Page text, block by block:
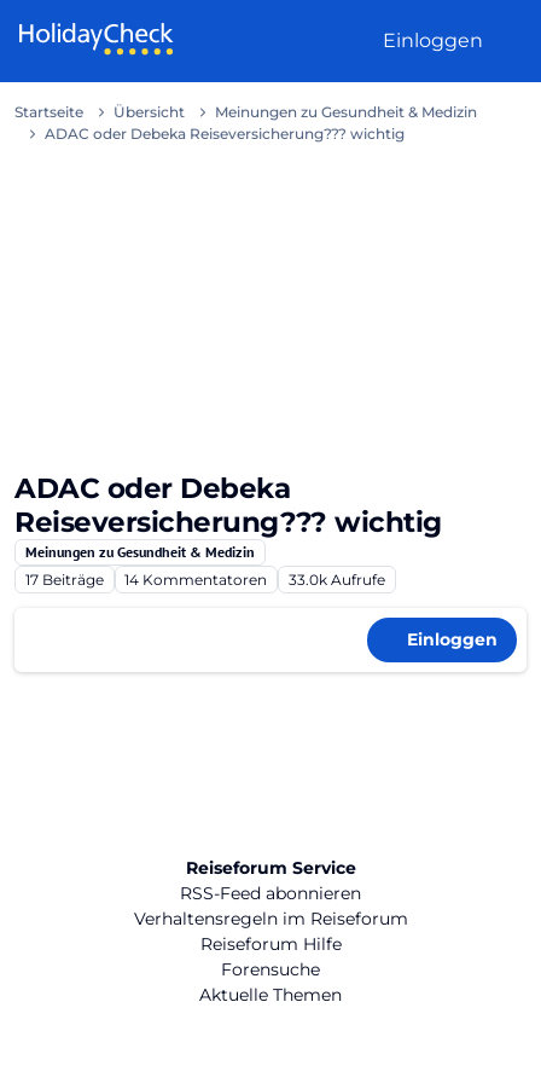
Einloggen
Startseite Übersicht
Meinungen zu Gesundheit & Medizin
ADAC oder Debeka Reiseversicherung??? wichtig
ADAC oder Debeka
Reiseversicherung??? wichtig
Meinungen zu Gesundheit & Medizin
17 Beiträge 14 Kommentatoren 33.0k Aufrufe
Einloggen
Reiseforum Service
RSS-Feed abonnieren
Verhaltensregeln im Reiseforum
Reiseforum Hilfe
Forensuche
Aktuelle Themen